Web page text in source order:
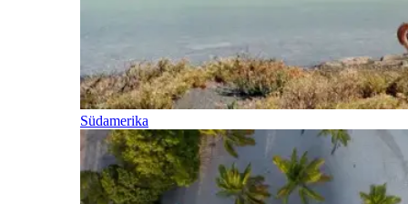
Südamerika